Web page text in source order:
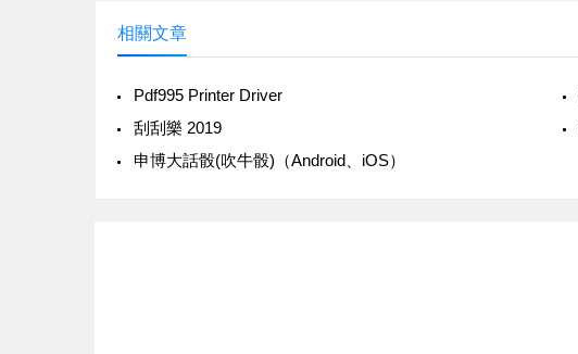
相關文章
Pdf995 Printer Driver
‎刮刮樂 2019
‎申博大話骰(吹牛骰)（Android、iOS）